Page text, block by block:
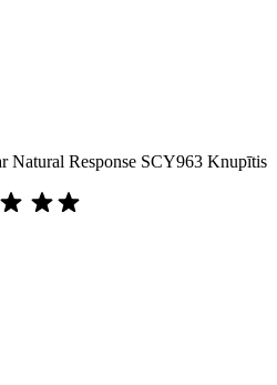
Natural Response SCY963 Knupītis